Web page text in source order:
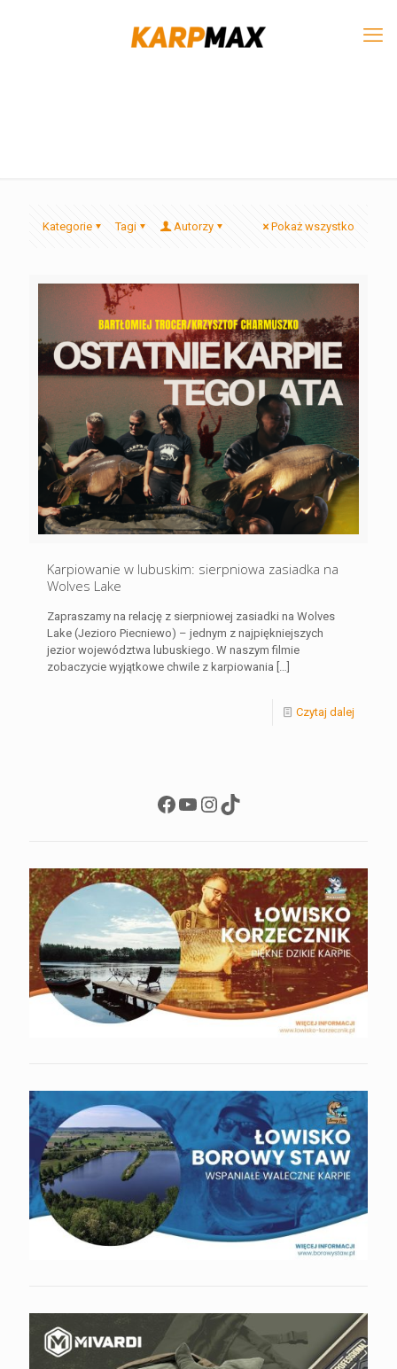
Kategorie Tagi Autorzy Pokaż wszystko
Karpiowanie w lubuskim: sierpniowa zasiadka na
Wolves Lake
Zapraszamy na relację z sierpniowej zasiadki na Wolves
Lake (Jezioro Piecniewo) – jednym z najpiękniejszych
jezior województwa lubuskiego. W naszym filmie
zobaczycie wyjątkowe chwile z karpiowania
Czytaj dalej
Facebook
YouTube
Instagram
TikTok